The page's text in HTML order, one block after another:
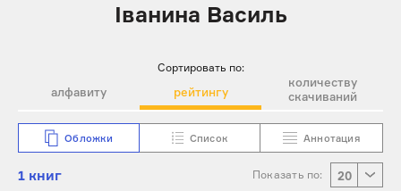
Іванина Василь
Сортировать по:
алфавиту рейтингу
количеству
скачиваний
Обложки Список Аннотация
1 книг Показать по: 20